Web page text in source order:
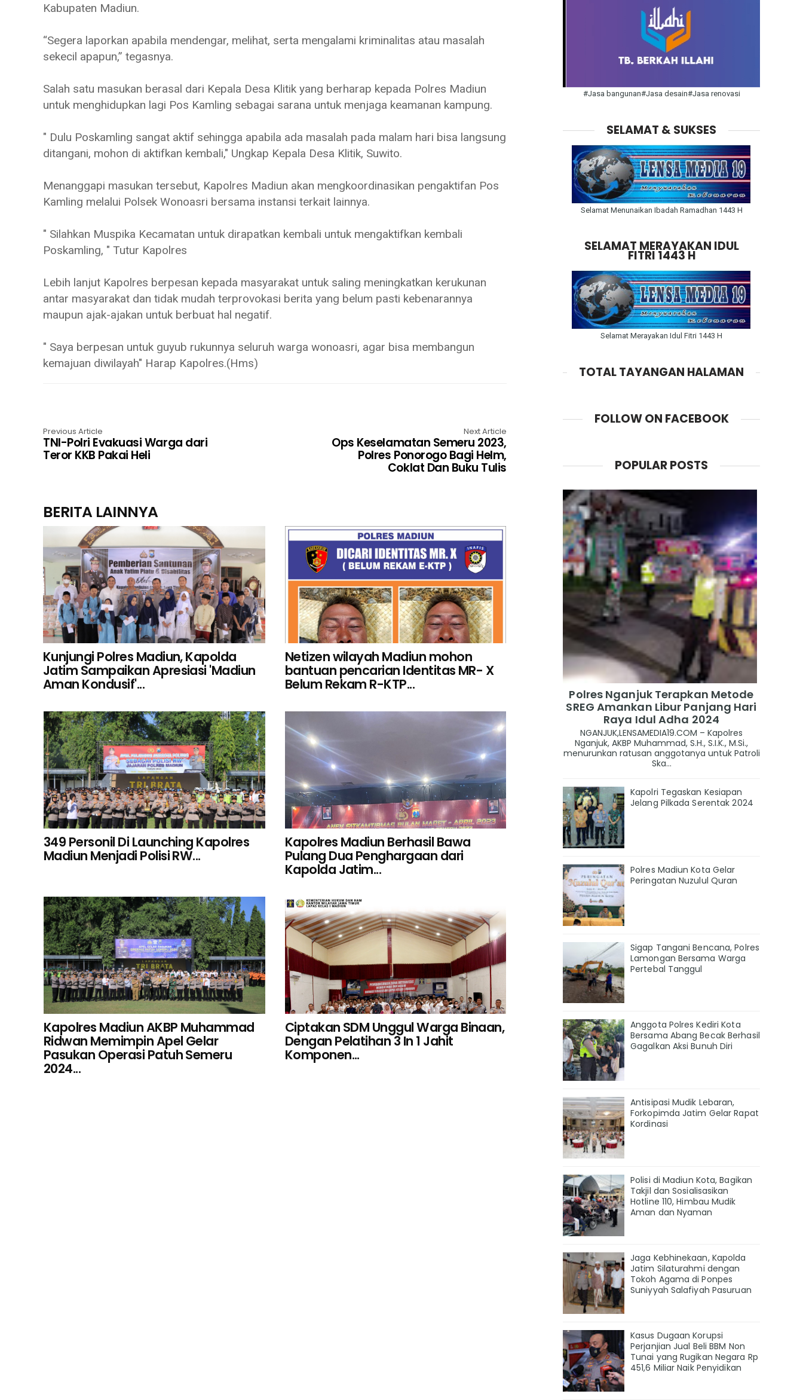
Kabupaten Madiun.
“Segera laporkan apabila mendengar, melihat, serta mengalami kriminalitas atau masalah
sekecil apapun,” tegasnya.
Salah satu masukan berasal dari Kepala Desa Klitik yang berharap kepada Polres Madiun
untuk menghidupkan lagi Pos Kamling sebagai sarana untuk menjaga keamanan kampung.
" Dulu Poskamling sangat aktif sehingga apabila ada masalah pada malam hari bisa langsung
ditangani, mohon di aktifkan kembali," Ungkap Kepala Desa Klitik, Suwito.
Menanggapi masukan tersebut, Kapolres Madiun akan mengkoordinasikan pengaktifan Pos
Kamling melalui Polsek Wonoasri bersama instansi terkait lainnya.
" Silahkan Muspika Kecamatan untuk dirapatkan kembali untuk mengaktifkan kembali
Poskamling, " Tutur Kapolres
Lebih lanjut Kapolres berpesan kepada masyarakat untuk saling meningkatkan kerukunan
antar masyarakat dan tidak mudah terprovokasi berita yang belum pasti kebenarannya
maupun ajak-ajakan untuk berbuat hal negatif.
" Saya berpesan untuk guyub rukunnya seluruh warga wonoasri, agar bisa membangun
kemajuan diwilayah" Harap Kapolres.(Hms)
Previous Article
TNI-Polri Evakuasi Warga dari
Teror KKB Pakai Heli
Next Article
Ops Keselamatan Semeru 2023,
Polres Ponorogo Bagi Helm,
Coklat Dan Buku Tulis
BERITA LAINNYA
Kunjungi Polres Madiun, Kapolda
Jatim Sampaikan Apresiasi 'Madiun
Aman Kondusif'...
Netizen wilayah Madiun mohon
bantuan pencarian Identitas MR- X
Belum Rekam R-KTP...
349 Personil Di Launching Kapolres
Madiun Menjadi Polisi RW...
Kapolres Madiun Berhasil Bawa
Pulang Dua Penghargaan dari
Kapolda Jatim...
Kapolres Madiun AKBP Muhammad
Ridwan Memimpin Apel Gelar
Pasukan Operasi Patuh Semeru
2024...
Ciptakan SDM Unggul Warga Binaan,
Dengan Pelatihan 3 In 1 Jahit
Komponen...
#Jasa bangunan#Jasa desain#Jasa renovasi
SELAMAT & SUKSES
Selamat Menunaikan Ibadah Ramadhan 1443 H
SELAMAT MERAYAKAN IDUL
FITRI 1443 H
Selamat Merayakan Idul Fitri 1443 H
TOTAL TAYANGAN HALAMAN
FOLLOW ON FACEBOOK
POPULAR POSTS
Polres Nganjuk Terapkan Metode
SREG Amankan Libur Panjang Hari
Raya Idul Adha 2024
NGANJUK,LENSAMEDIA19.COM – Kapolres
Nganjuk, AKBP Muhammad, S.H., S.I.K., M.Si.,
menurunkan ratusan anggotanya untuk Patroli
Ska...
Kapolri Tegaskan Kesiapan
Jelang Pilkada Serentak 2024
Polres Madiun Kota Gelar
Peringatan Nuzulul Quran
Sigap Tangani Bencana, Polres
Lamongan Bersama Warga
Pertebal Tanggul
Anggota Polres Kediri Kota
Bersama Abang Becak Berhasil
Gagalkan Aksi Bunuh Diri
Antisipasi Mudik Lebaran,
Forkopimda Jatim Gelar Rapat
Kordinasi
Polisi di Madiun Kota, Bagikan
Takjil dan Sosialisasikan
Hotline 110, Himbau Mudik
Aman dan Nyaman
Jaga Kebhinekaan, Kapolda
Jatim Silaturahmi dengan
Tokoh Agama di Ponpes
Suniyyah Salafiyah Pasuruan
Kasus Dugaan Korupsi
Perjanjian Jual Beli BBM Non
Tunai yang Rugikan Negara Rp
451,6 Miliar Naik Penyidikan